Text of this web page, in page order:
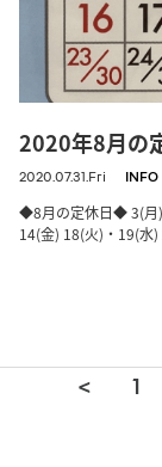
2020年8月の
2020.07.31.Fri INFO
◆8月の定休日◆ 3(月)
14(金) 18(火)・19(
< 1